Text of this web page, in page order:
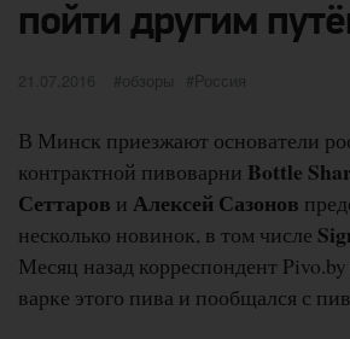
пойти другим
Опубликовано
21.07.2016 категории
обзоры Метки
Россия
В Минск приезжают основатели
контрактной пивоварни Bottle
Сеттаров и Алексей Сазонов
несколько новинок, в том числе
Месяц назад корреспондент
варке этого пива и пообщался с